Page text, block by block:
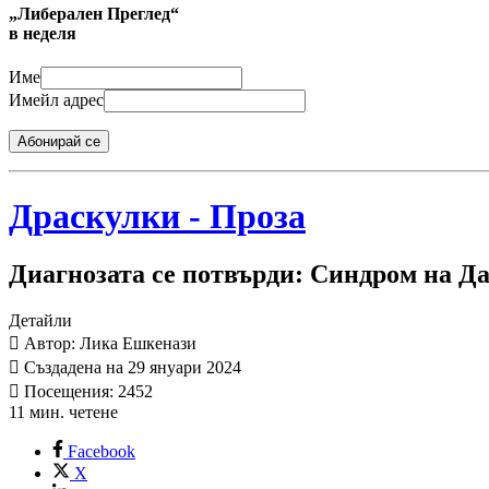
„Либерален Преглед“
в неделя
Име
Имейл адрес
Абонирай се
Драскулки - Проза
Диагнозата се потвърди: Синдром на
Детайли
Автор: Лика Ешкенази
Създадена на 29 януари 2024
Посещения: 2452
11 мин. четене
Facebook
X